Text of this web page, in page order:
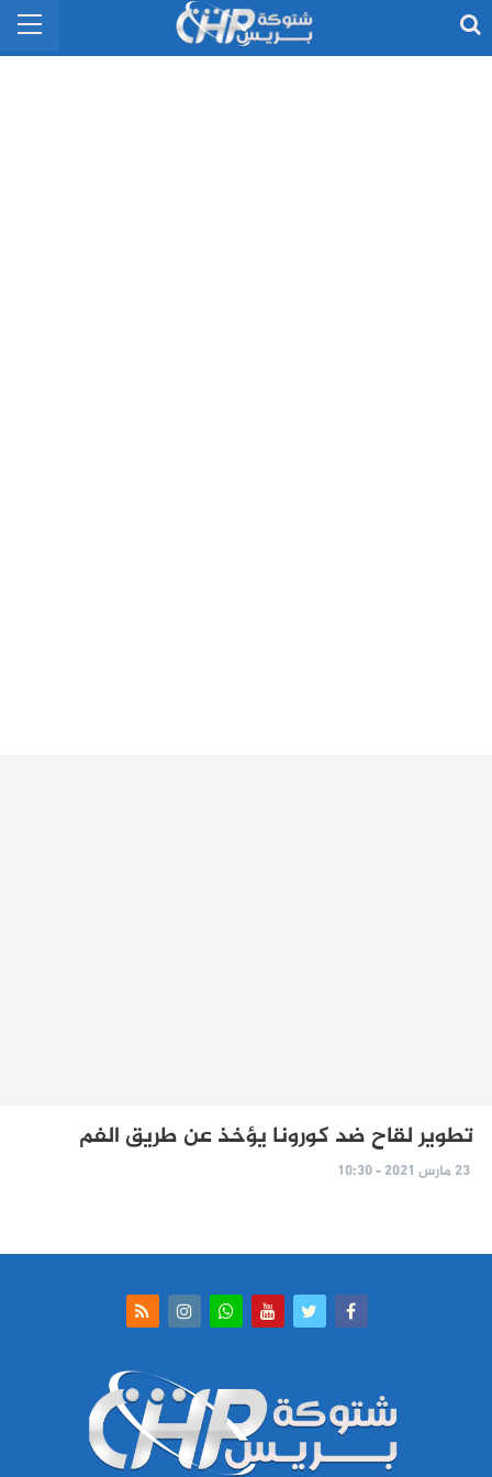
تطوير لقاح ضد كورونا يؤخذ عن طريق الفم
23 مارس 2021 - 10:30